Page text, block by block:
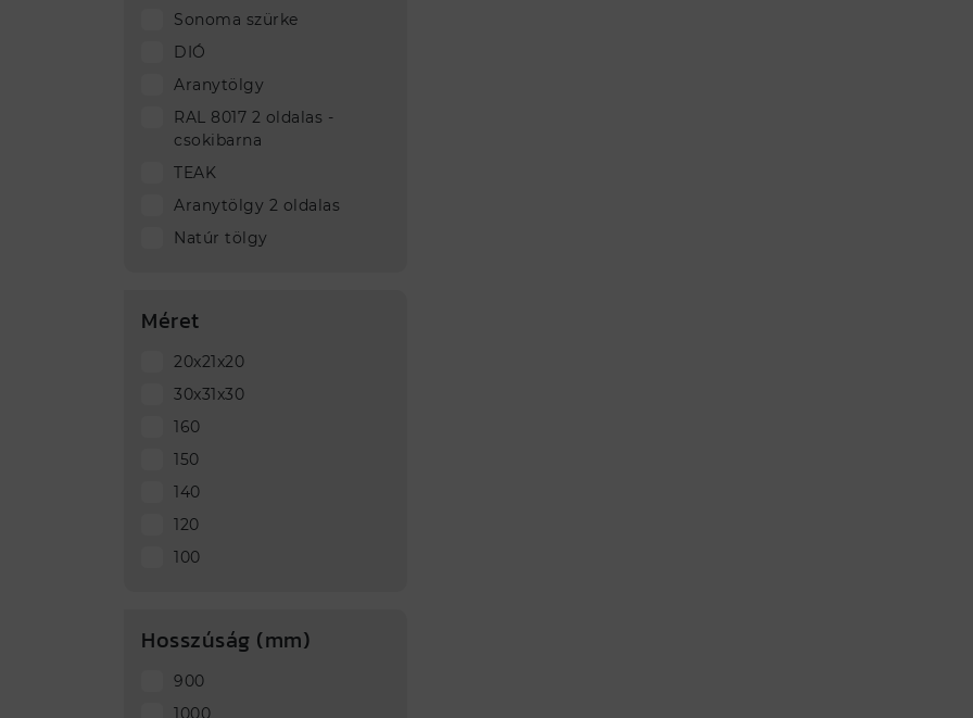
Sonoma szürke
DIÓ
Aranytölgy
RAL 8017 2 oldalas -
csokibarna
TEAK
Aranytölgy 2 oldalas
Natúr tölgy
Méret
20x21x20
30x31x30
160
150
140
120
100
Hosszúság (mm)
900
1000